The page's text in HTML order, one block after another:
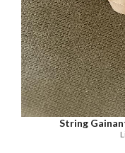
String